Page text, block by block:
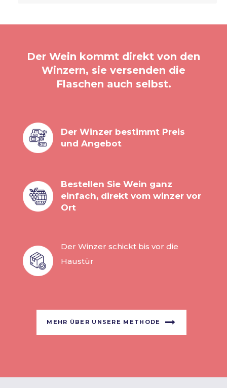
Der Wein kommt direkt von den
Winzern, sie versenden die
Flaschen auch selbst.
Der Winzer bestimmt Preis
und Angebot
Bestellen Sie Wein ganz
einfach, direkt vom winzer vor
Ort
Der Winzer schickt bis vor die
Haustür
MEHR ÜBER UNSERE METHODE